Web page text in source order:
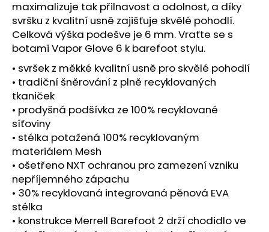
maximalizuje tak přilnavost a odolnost, a díky
svršku z kvalitní usně zajišťuje skvělé pohodlí.
Celková výška podešve je 6 mm. Vraťte se s
botami Vapor Glove 6 k barefoot stylu.
• svršek z měkké kvalitní usně pro skvělé pohodlí
• tradiční šněrování z plně recyklovaných
tkaniček
• prodyšná podšívka ze 100% recyklované
síťoviny
• stélka potažená 100% recyklovaným
materiálem Mesh
• ošetřeno NXT ochranou pro zamezení vzniku
nepříjemného zápachu
• 30% recyklovaná integrovaná pěnová EVA
stélka
• konstrukce Merrell Barefoot 2 drží chodidlo ve
D
o
p
o
r
u
č
u
j
e
m
e
BOTY
CRAFT
KYPE
PRO